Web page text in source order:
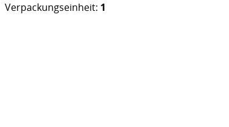
Verpackungseinheit: 1